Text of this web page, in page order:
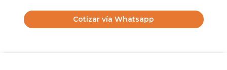
Cotizar vía Whatsapp